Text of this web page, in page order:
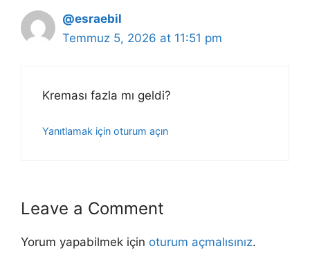
@esraebil
Temmuz 5, 2026 at 11:51 pm
Kreması fazla mı geldi?
Yanıtlamak için oturum açın
Leave a Comment
Yorum yapabilmek için oturum açmalısınız.